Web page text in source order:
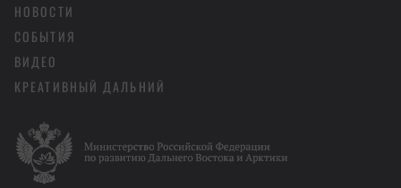
НОВОСТИ
СОБЫТИЯ
ВИДЕО
КРЕАТИВНЫЙ ДАЛЬНИЙ